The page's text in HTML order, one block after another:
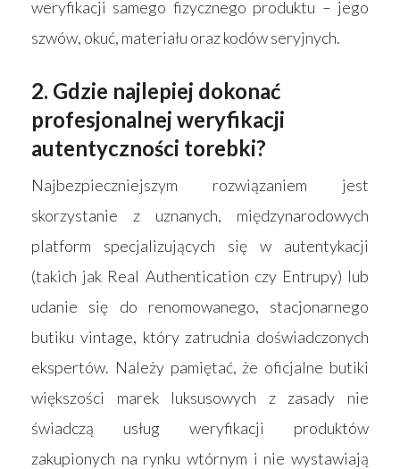
weryfikacji samego fizycznego produktu – jego
szwów, okuć, materiału oraz kodów seryjnych.
2. Gdzie najlepiej dokonać
profesjonalnej weryfikacji
autentyczności torebki?
Najbezpieczniejszym rozwiązaniem jest
skorzystanie z uznanych, międzynarodowych
platform specjalizujących się w autentykacji
(takich jak Real Authentication czy Entrupy) lub
udanie się do renomowanego, stacjonarnego
butiku vintage, który zatrudnia doświadczonych
ekspertów. Należy pamiętać, że oficjalne butiki
większości marek luksusowych z zasady nie
świadczą usług weryfikacji produktów
zakupionych na rynku wtórnym i nie wystawiają